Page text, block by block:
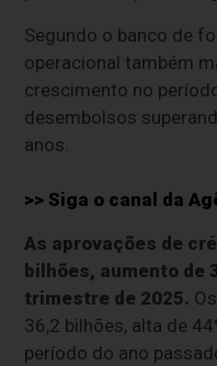
Segundo o banco de
operacional também
crescimento no
desembolsos
anos.
>> Siga o canal da
As aprovações de
bilhões, aumento de
trimestre de 2025.
36,2 bilhões, alta de
período do ano